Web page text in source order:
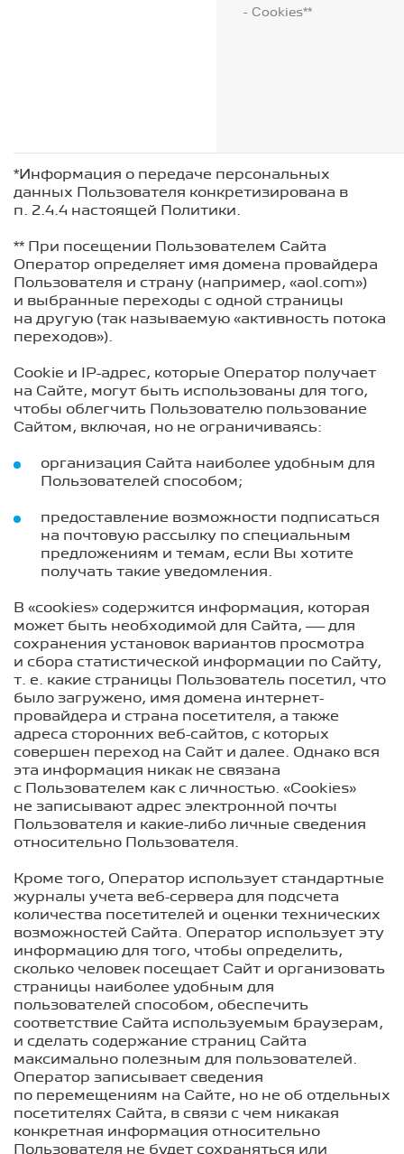
- Cookies**
*Информация о передаче персональных
данных Пользователя конкретизирована в
п. 2.4.4 настоящей Политики.
** При посещении Пользователем Сайта
Оператор определяет имя домена провайдера
Пользователя и страну (например, «aol.com»)
и выбранные переходы с одной страницы
на другую (так называемую «активность потока
переходов»).
Cookie и IP-адрес, которые Оператор получает
на Сайте, могут быть использованы для того,
чтобы облегчить Пользователю пользование
Сайтом, включая, но не ограничиваясь:
организация Сайта наиболее удобным для
Пользователей способом;
предоставление возможности подписаться
на почтовую рассылку по специальным
предложениям и темам, если Вы хотите
получать такие уведомления.
В «cookies» содержится информация, которая
может быть необходимой для Сайта, — для
сохранения установок вариантов просмотра
и сбора статистической информации по Сайту,
т. е.
какие страницы Пользователь посетил, что
было загружено, имя домена интернет-
провайдера и страна посетителя, а также
адреса сторонних веб-сайтов, с которых
совершен переход на Сайт и далее. Однако вся
эта информация никак не связана
с Пользователем как с личностью. «Cookies»
не записывают адрес электронной почты
Пользователя и какие-либо личные сведения
относительно Пользователя.
Кроме того, Оператор использует стандартные
журналы учета веб-сервера для подсчета
количества посетителей и оценки технических
возможностей Сайта. Оператор использует эту
информацию для того, чтобы определить,
сколько человек посещает Сайт и организовать
страницы наиболее удобным для
пользователей способом, обеспечить
соответствие Сайта используемым браузерам,
и сделать содержание страниц Сайта
максимально полезным для пользователей.
Оператор записывает сведения
по перемещениям на Сайте, но не об отдельных
посетителях Сайта, в связи с чем никакая
конкретная информация относительно
Пользователя не будет сохраняться или